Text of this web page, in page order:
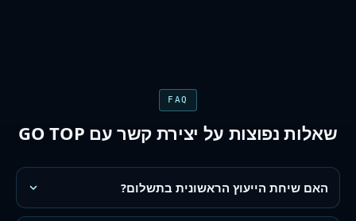
FAQ
שאלות נפוצות על יצירת קשר עם GO TOP
האם שיחת הייעוץ הראשונית בתשלום?